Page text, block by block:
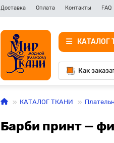
Доставка Оплата Контакты FAQ
КАТАЛОГ
Как
КАТАЛОГ ТКАНИ
Барби принт —